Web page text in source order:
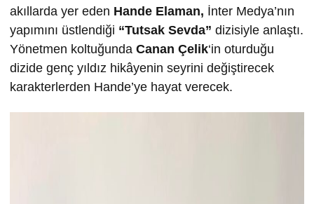
akıllarda yer eden Hande Elaman, İnter Medya’nın
yapımını üstlendiği “Tutsak Sevda” dizisiyle anlaştı.
Yönetmen koltuğunda Canan Çelik‘in oturduğu
dizide genç yıldız hikâyenin seyrini değiştirecek
karakterlerden Hande’ye hayat verecek.